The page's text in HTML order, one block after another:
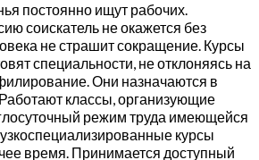
постоянно ищут рабочих.
соискатель не окажется без
не страшит сокращение. Курсы
специальности, не отклоняясь на
Они назначаются в
классы, организующие
режим труда имеющейся
курсы
время. Принимается доступный